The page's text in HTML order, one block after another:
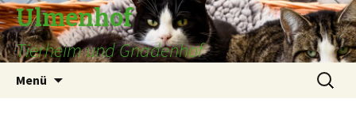
Ulmenhof
Tierheim und Gnadenhof
Menü
Suchen
nach: